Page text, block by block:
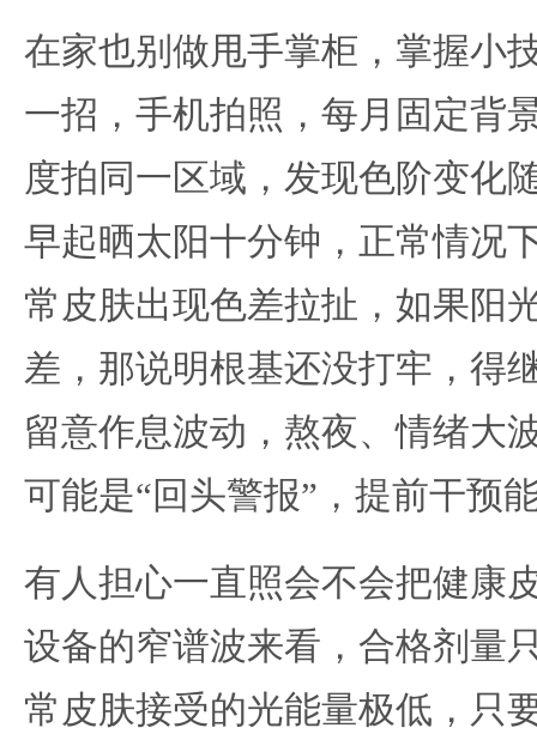
在家也别做甩手掌柜，掌握小
一招，手机拍照，每月固定背
度拍同一区域，发现色阶变化
早起晒太阳十分钟，正常情况
常皮肤出现色差拉扯，如果阳
差，那说明根基还没打牢，得
留意作息波动，熬夜、情绪大
可能是“回头警报”，提前干预
有人担心一直照会不会把健康
设备的窄谱波来看，合格剂量
常皮肤接受的光能量极低，只